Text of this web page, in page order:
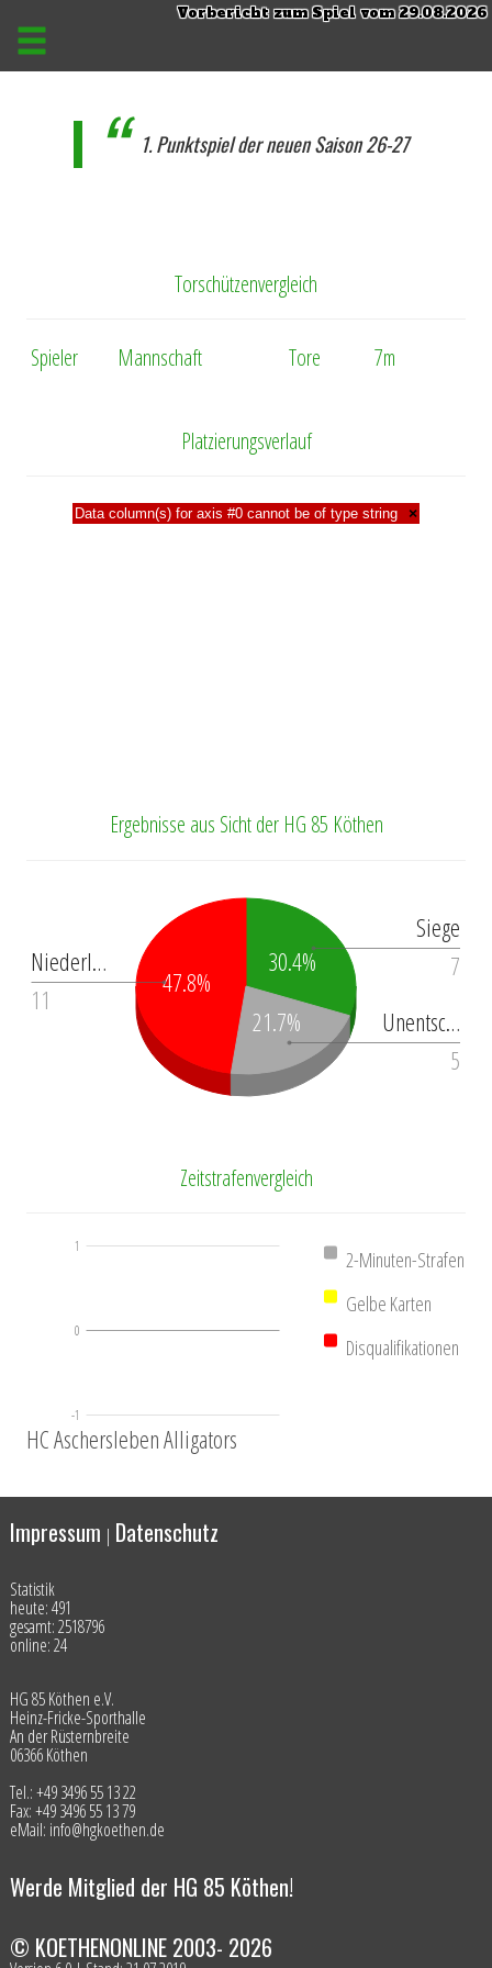
Vorbericht zum Spiel vom 29.08.2026
1. Punktspiel der neuen Saison 26-27
Torschützenvergleich
Spieler Mannschaft Tore 7m
Platzierungsverlauf
Data column(s) for axis #0 cannot be of type string ×
Ergebnisse aus Sicht der HG 85 Köthen
30.4%
47.8%
21.7%
Siege
7
Unentsc…
5
Niederl…
11
Zeitstrafenvergleich
2-Minuten-Strafen
Gelbe Karten
Disqualifikationen
HC Aschersleben Alligators
-1
0
1
Impressum | Datenschutz
Statistik
heute: 491
gesamt: 2518796
online: 24
HG 85 Köthen e.V.
Heinz-Fricke-Sporthalle
An der Rüsternbreite
06366 Köthen
Tel.: +49 3496 55 13 22
Fax: +49 3496 55 13 79
eMail: info@hgkoethen.de
Werde Mitglied der HG 85 Köthen!
© KOETHENONLINE 2003- 2026